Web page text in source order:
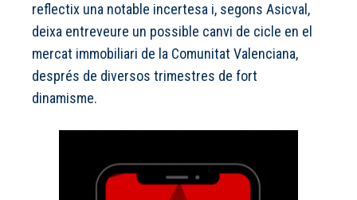
reflectix una notable incertesa i, segons Asicval,
deixa entreveure un possible canvi de cicle en el
mercat immobiliari de la Comunitat Valenciana,
després de diversos trimestres de fort
dinamisme.